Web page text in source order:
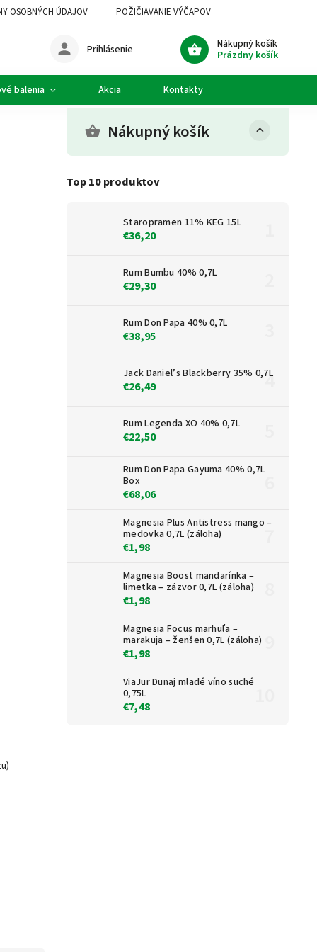
OSOBNÝCH ÚDAJOV
POŽIČIAVANIE VÝČAPOV
Nákupný košík
Prázdny košík
Prihlásenie
balenia Akcia Kontakty
Nákupný košík
Top 10 produktov
Staropramen 11% KEG 15L
€36,20
Rum Bumbu 40% 0,7L
€29,30
Rum Don Papa 40% 0,7L
€38,95
Jack Daniel’s Blackberry 35% 0,7L
€26,49
Rum Legenda XO 40% 0,7L
€22,50
Rum Don Papa Gayuma 40% 0,7L
Box
€68,06
Magnesia Plus Antistress mango –
medovka 0,7L (záloha)
€1,98
Magnesia Boost mandarínka –
limetka – zázvor 0,7L (záloha)
€1,98
Magnesia Focus marhuľa –
marakuja – ženšen 0,7L (záloha)
€1,98
ViaJur Dunaj mladé víno suché
0,75L
€7,48